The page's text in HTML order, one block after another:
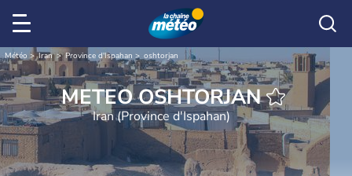
Météo Iran Province d'Ispahan oshtorjan
METEO OSHTORJAN
Iran (Province d'Ispahan)